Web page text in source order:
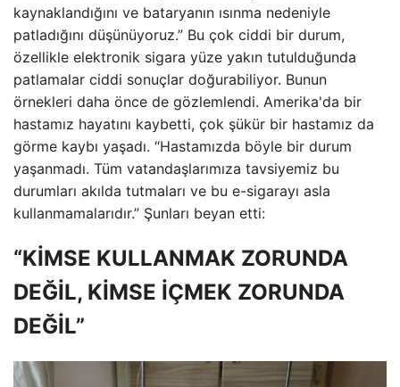
kaynaklandığını ve bataryanın ısınma nedeniyle
patladığını düşünüyoruz.” Bu çok ciddi bir durum,
özellikle elektronik sigara yüze yakın tutulduğunda
patlamalar ciddi sonuçlar doğurabiliyor. Bunun
örnekleri daha önce de gözlemlendi. Amerika'da bir
hastamız hayatını kaybetti, çok şükür bir hastamız da
görme kaybı yaşadı. “Hastamızda böyle bir durum
yaşanmadı. Tüm vatandaşlarımıza tavsiyemiz bu
durumları akılda tutmaları ve bu e-sigarayı asla
kullanmamalarıdır.” Şunları beyan etti:
“KİMSE KULLANMAK ZORUNDA
DEĞİL, KİMSE İÇMEK ZORUNDA
DEĞİL”